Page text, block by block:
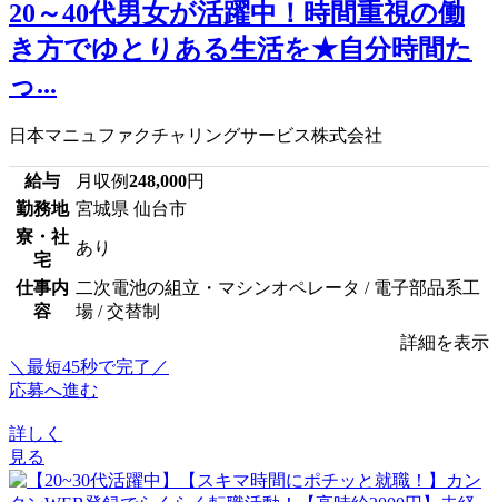
20～40代男女が活躍中！時間重視の働
き方でゆとりある生活を★自分時間た
っ...
日本マニュファクチャリングサービス株式会社
給与 月収例248,000円
勤務地 宮城県 仙台市
寮・社
宅
あり
仕事内
容
二次電池の組立・マシンオペレータ / 電子部品系工
場 / 交替制
詳細を表示
＼最短45秒で完了／
応募へ進む
詳しく
見る